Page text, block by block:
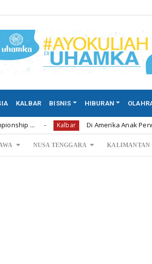
KALBAR BISNIS HIBURAN
Kalbar Di Amerika Anak Perwira Polisi
NUSA TENGGARA KALIMANTAN